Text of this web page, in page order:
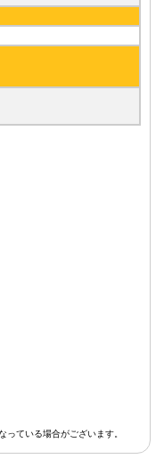
ている場合がございます。